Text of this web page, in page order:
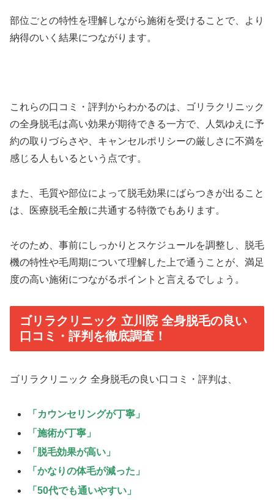
部位ごとの特性を理解しながら施術を受けることで、より
納得のいく結果につながります。
これらの口コミ・評判からわかるのは、ゴリラクリニック
の全身脱毛は高い効果が期待できる一方で、人気ゆえに予
約の取りづらさや、キャンセルポリシーの厳しさに不満を
感じる人もいるという点です。
また、毛質や部位によって脱毛効果にばらつきが出ること
は、医療脱毛全般に共通する特徴でもあります。
そのため、事前にしっかりとスケジュールを調整し、脱毛
機の特性や毛周期について理解した上で通うことが、満足
度の高い施術につながるポイントと言えるでしょう。
ゴリラクリニック 立川院 全身脱毛の良い
口コミ・評判を徹底調査！
ゴリラクリニック 全身脱毛の良い口コミ・評判は、
「カウンセリングが丁寧」
「施術が丁寧」
「脱毛効果が高い」
「かなりの体毛が減った」
「50代でも通いやすい」